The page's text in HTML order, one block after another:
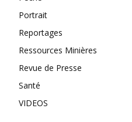
Portrait
Reportages
Ressources Minières
Revue de Presse
Santé
VIDEOS